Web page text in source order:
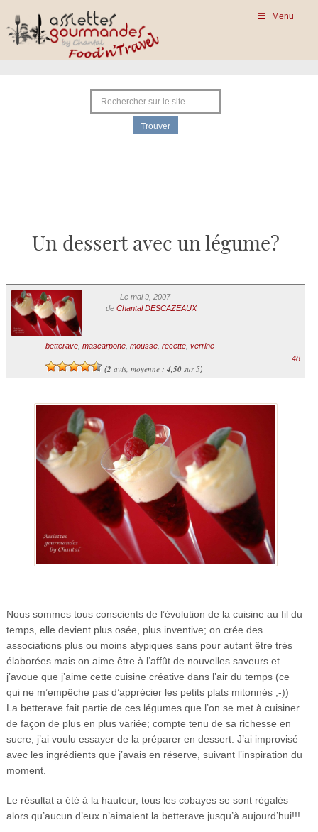
Menu
Un dessert avec un légume?
Le mai 9, 2007
de Chantal DESCAZEAUX
betterave, mascarpone, mousse, recette, verrine
(2 avis, moyenne : 4,50sur 5)
48
Nous sommes tous conscients de l’évolution de la cuisine au fil du
temps, elle devient plus osée, plus inventive; on crée des
associations plus ou moins atypiques sans pour autant être très
élaborées mais on aime être à l’affût de nouvelles saveurs et
j’avoue que j’aime cette cuisine créative dans l’air du temps (ce
qui ne m’empêche pas d’apprécier les petits plats mitonnés ;-))
La betterave fait partie de ces légumes que l’on se met à cuisiner
de façon de plus en plus variée; compte tenu de sa richesse en
sucre, j’ai voulu essayer de la préparer en dessert. J’ai improvisé
avec les ingrédients que j’avais en réserve, suivant l’inspiration du
moment.
Le résultat a été à la hauteur, tous les cobayes se sont régalés
alors qu’aucun d’eux n’aimaient la betterave jusqu’à aujourd’hui!!!